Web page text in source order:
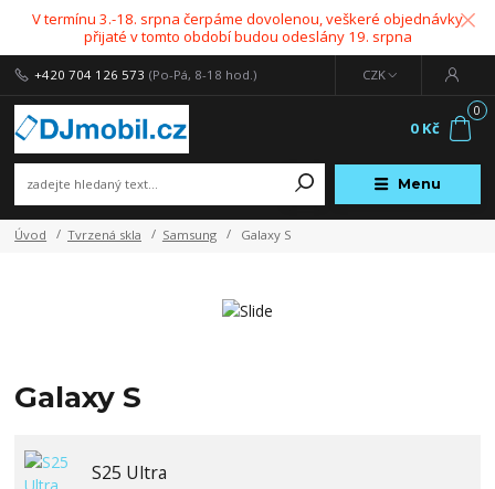
V termínu 3.-18. srpna čerpáme dovolenou, veškeré objednávky
přijaté v tomto období budou odeslány 19. srpna
Menu
CZK
+420 704 126 573 (Po-Pá, 8-18 hod.)
0
0 Kč
Úvod Tvrzená skla Samsung Galaxy S
Galaxy S
S25 Ultra